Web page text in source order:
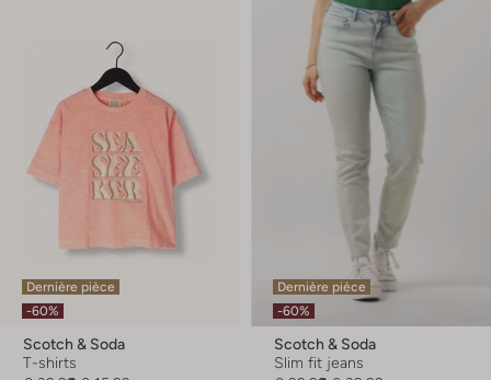
Dernière pièce
-60%
Scotch & Soda
T-shirts
Dernière pièce
-60%
Scotch & Soda
Slim fit jeans